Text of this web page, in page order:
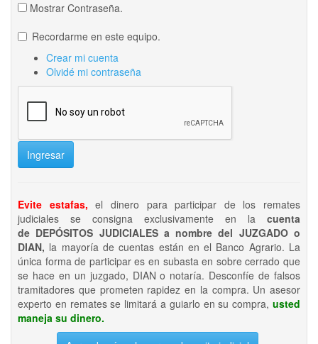
Mostrar Contraseña.
Recordarme en este equipo.
Crear mi cuenta
Olvidé mi contraseña
Ingresar
Evite estafas, el dinero para participar de los remates
judiciales se consigna exclusivamente en la cuenta
de DEPÓSITOS JUDICIALES a nombre del JUZGADO o
DIAN, la mayoría de cuentas están en el Banco Agrario. La
única forma de participar es en subasta en sobre cerrado que
se hace en un juzgado, DIAN o notaría. Desconfíe de falsos
tramitadores que prometen rapidez en la compra. Un asesor
experto en remates se limitará a guiarlo en su compra, usted
maneja su dinero.